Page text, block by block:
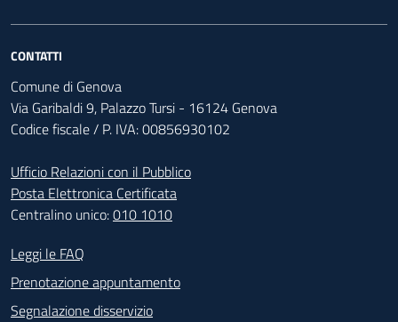
CONTATTI
Comune di Genova
Via Garibaldi 9, Palazzo Tursi - 16124 Genova
Codice fiscale / P. IVA: 00856930102
Ufficio Relazioni con il Pubblico
Posta Elettronica Certificata
Centralino unico:010 1010
Footer - Contatti
Leggi le FAQ
Prenotazione appuntamento
Segnalazione disservizio